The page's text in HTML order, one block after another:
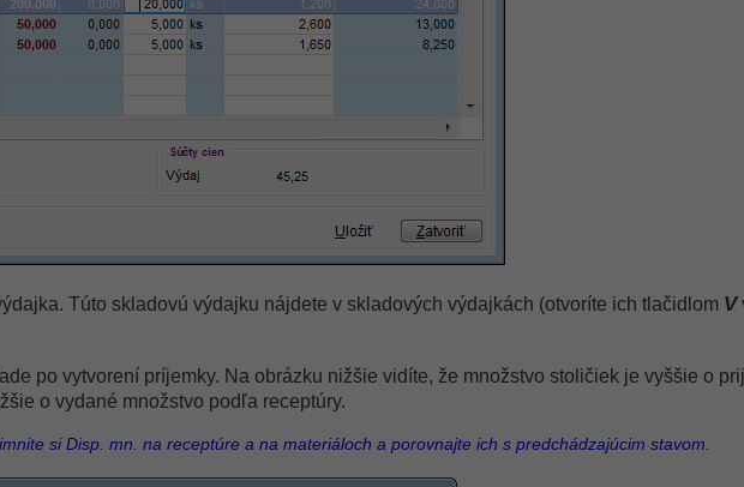
Túto skladovú výdajku nájdete v skladových výdajkách (otvoríte ich tlačidlom V
po vytvorení príjemky. Na obrázku nižšie vidíte, že množstvo stoličiek je vyššie o
o vydané množstvo podľa receptúry.
si Disp. mn. na receptúre a na materiáloch a porovnajte ich s predchádzajúcim stavom.